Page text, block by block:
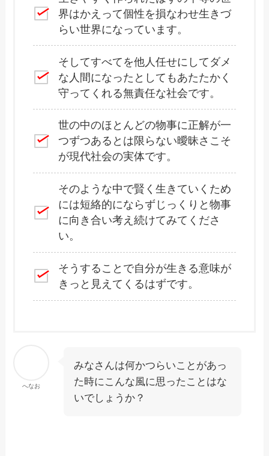
界はかえって個性を損なわせ生きづ
らい世界になっています。
そしてすべてを他人任せにしてダメ
な人間になったとしてもあたたかく
守ってくれる無責任な社会です。
世の中のほとんどの物事に正解が一
つずつあるとは限らない曖昧さこそ
が現代社会の実体です。
そのような中で賢く生きていくため
には短絡的にならずじっくりと物事
に向き合い考え続けてみてくださ
い。
そうすることで自分が生きる意味が
きっと見えてくるはずです。
へなお
みなさんは何かつらいことがあっ
た時にこんな風に思ったことはな
いでしょうか？